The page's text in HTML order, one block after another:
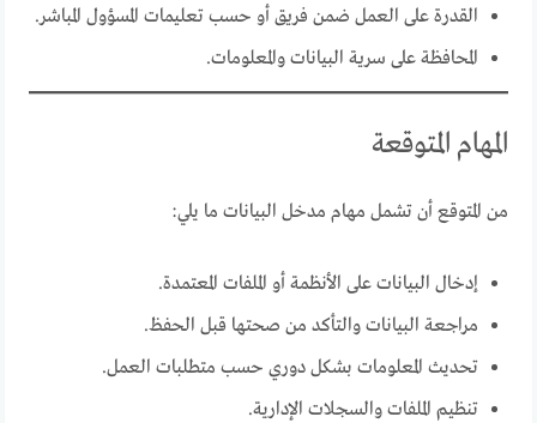
القدرة على العمل ضمن فريق أو حسب تعليمات المسؤول المباشر.
المحافظة على سرية البيانات والمعلومات.
المهام المتوقعة
من المتوقع أن تشمل مهام مدخل البيانات ما يلي:
إدخال البيانات على الأنظمة أو الملفات المعتمدة.
مراجعة البيانات والتأكد من صحتها قبل الحفظ.
تحديث المعلومات بشكل دوري حسب متطلبات العمل.
تنظيم الملفات والسجلات الإدارية.